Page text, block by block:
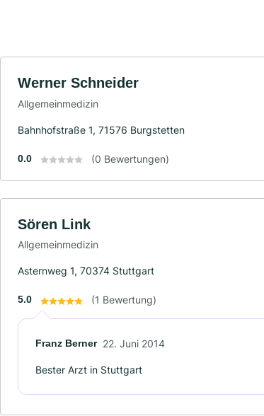
Werner Schneider
Allgemeinmedizin
Bahnhofstraße 1, 71576 Burgstetten
0.0 (0 Bewertungen)
Sören Link
Allgemeinmedizin
Asternweg 1, 70374 Stuttgart
5.0 (1 Bewertung)
Franz Berner 22. Juni 2014
Bester Arzt in Stuttgart